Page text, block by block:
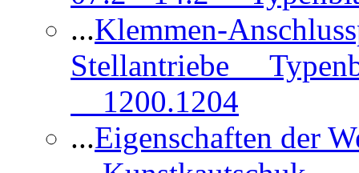
...Klemmen-
Stellantriebe
1200.1204
...Eigenschaften der